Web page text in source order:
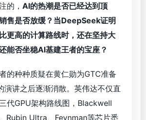
的， AI的热潮是否已经达到顶
售是否放缓？当DeepSeek证明
更高的计算路线时，还在坚持大
能否坐稳AI基建王者的宝座？
的种种质疑在黄仁勋为GTC准备
演讲之后逐渐消散。英伟达不仅直
代GPU架构路线图，Blackwell
Rubin Ultra、Feynman等芯片悉